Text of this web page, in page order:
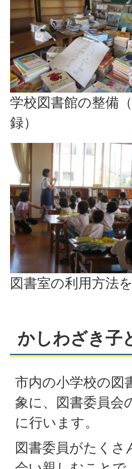
学校図書館の整備
録）
図書室の利用方法
かしわざき子
市内の小学校の図
象に、図書委員会
に行います。
図書委員がたくさ